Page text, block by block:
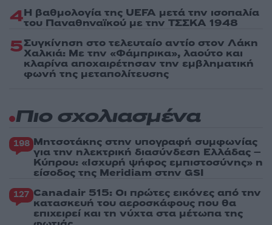
4Η βαθμολογία της UEFA μετά την ισοπαλία
του Παναθηναϊκού με την ΤΣΣΚΑ 1948
5Συγκίνηση στο τελευταίο αντίο στον Λάκη
Χαλκιά: Με την «Φάμπρικα», λαούτο και
κλαρίνα αποχαιρέτησαν την εμβληματική
φωνή της μεταπολίτευσης
Πιο σχολιασμένα
198 Μητσοτάκης στην υπογραφή συμφωνίας
για την ηλεκτρική διασύνδεση Ελλάδας –
Κύπρου: «Ισχυρή ψήφος εμπιστοσύνης» η
είσοδος της Meridiam στην GSI
127 Canadair 515: Οι πρώτες εικόνες από την
κατασκευή του αεροσκάφους που θα
επιχειρεί και τη νύχτα στα μέτωπα της